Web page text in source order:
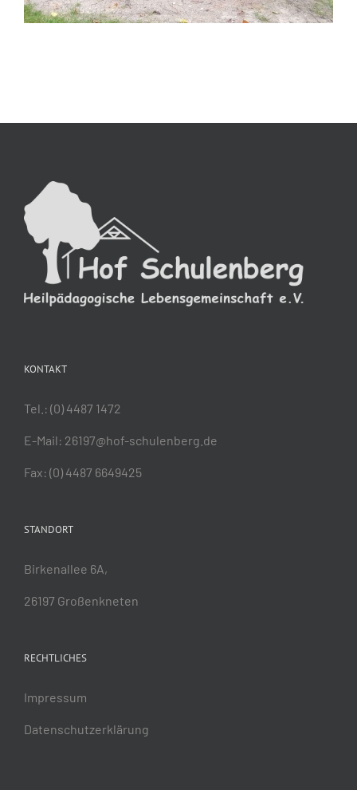
KONTAKT
Tel.: (0) 4487 1472
E-Mail: 26197@hof-schulenberg.de
Fax: (0) 4487 6649425
STANDORT
Birkenallee 6A,
26197 Großenkneten
RECHTLICHES
Impressum
Datenschutzerklärung